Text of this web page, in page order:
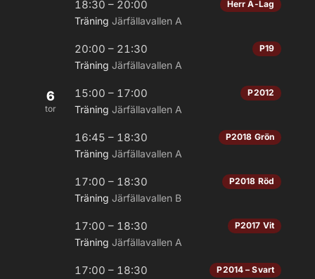
18:30 – 20:00 Herr A-Lag
Träning Järfällavallen A
20:00 – 21:30 P19
Träning Järfällavallen A
6
tor
15:00 – 17:00 P2012
Träning Järfällavallen A
16:45 – 18:30 P2018 Grön
Träning Järfällavallen A
17:00 – 18:30 P2018 Röd
Träning Järfällavallen B
17:00 – 18:30 P2017 Vit
Träning Järfällavallen A
17:00 – 18:30 P2014 – Svart